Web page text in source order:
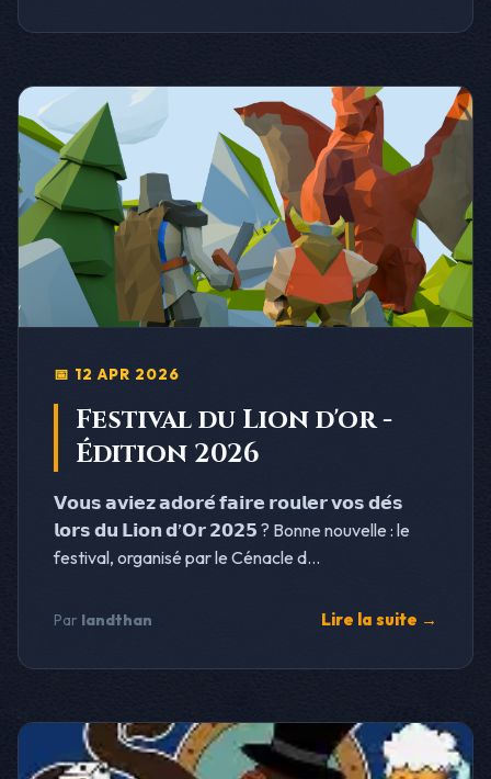
📅 12 APR 2026
Festival du Lion d'or -
Édition 2026
𝗩𝗼𝘂𝘀 𝗮𝘃𝗶𝗲𝘇 𝗮𝗱𝗼𝗿𝗲́ 𝗳𝗮𝗶𝗿𝗲 𝗿𝗼𝘂𝗹𝗲𝗿 𝘃𝗼𝘀 𝗱𝗲́𝘀
𝗹𝗼𝗿𝘀 𝗱𝘂 𝗟𝗶𝗼𝗻 𝗱’𝗢𝗿 𝟮𝟬𝟮𝟱 ? Bonne nouvelle : le
festival, organisé par le Cénacle d...
Par landthan Lire la suite →